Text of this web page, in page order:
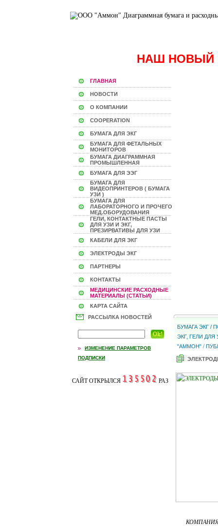
НАШ НОВЫЙ
ГЛАВНАЯ
НОВОСТИ
О КОМПАНИИ
COOPERATION
БУМАГА ДЛЯ ЭКГ
БУМАГА ДЛЯ ФЕТАЛЬНЫХ
МОНИТОРОВ
БУМАГА ДИАГРАММНАЯ
ПРОМЫШЛЕННАЯ
БУМАГА ДЛЯ ЭЭГ
БУМАГА ДЛЯ
ВИДЕОПРИНТЕРОВ ( БУМАГА
УЗИ )
БУМАГА ДЛЯ
ЛАБОРАТОРНОГО И ПРОЧЕГО
МЕД.ОБОРУДОВАНИЯ
ГЕЛИ, КОНТАКТНЫЕ ПАСТЫ
ДЛЯ УЗИ И ЭКГ,
ПРЕЗИРВАТИВЫ ДЛЯ УЗИ
КАБЕЛИ ДЛЯ ЭКГ
ЭЛЕКТРОДЫ ЭКГ
ПАРТНЕРЫ
КОНТАКТЫ
МЕДИЦИНСКИЕ РАСХОДНЫЕ
МАТЕРИАЛЫ (СТАТЬИ)
КАРТА САЙТА
РАССЫЛКА НОВОСТЕЙ
ИЗМЕНЕНИЕ ПАРАМЕТРОВ
ПОДПИСКИ
САЙТ ОТКРЫЛСЯ РАЗ
БУМАГА ЭКГ /
ЭКГ, ГЕЛИ
"АММОН" /